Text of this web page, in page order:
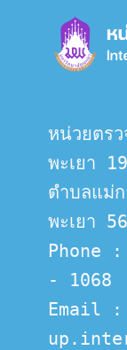
หน่วยตร
พะเยา
ตำบลแม่
พะเยา
Phone
- 1068
Email :